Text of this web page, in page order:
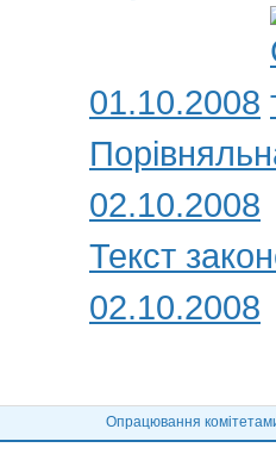
01.10.2008
02.10.2008
Текст
02.10.2008
Опрацювання